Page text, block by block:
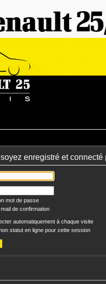
enregistré et
mot de passe
mail de confirmation
automatiquement à chaque visite
statut en ligne pour cette session